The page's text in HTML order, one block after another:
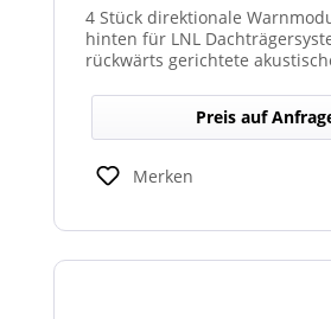
4 Stück direktionale
hinten für LNL
rückwärts gerichtete
montiert werden, um gezielte
nach hinten auszugeben. Sie
Sicht‑ und Hörbarkeit von
Heckbereich und erhöhen so
bei Rückwärts‑ oder
Preis auf
Merken